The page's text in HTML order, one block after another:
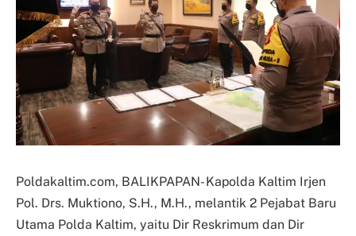
Poldakaltim.com, BALIKPAPAN- Kapolda Kaltim Irjen
Pol. Drs. Muktiono, S.H., M.H., melantik 2 Pejabat Baru
Utama Polda Kaltim, yaitu Dir Reskrimum dan Dir